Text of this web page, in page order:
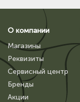
О компании
Магазины
Реквизиты
Сервисный центр
Бренды
Акции